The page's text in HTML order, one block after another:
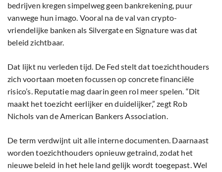
bedrijven kregen simpelweg geen bankrekening, puur
vanwege hun imago. Vooral na de val van crypto-
vriendelijke banken als Silvergate en Signature was dat
beleid zichtbaar.
Dat lijkt nu verleden tijd. De Fed stelt dat toezichthouders
zich voortaan moeten focussen op concrete financiële
risico’s. Reputatie mag daarin geen rol meer spelen. “Dit
maakt het toezicht eerlijker en duidelijker,” zegt Rob
Nichols van de American Bankers Association.
De term verdwijnt uit alle interne documenten. Daarnaast
worden toezichthouders opnieuw getraind, zodat het
nieuwe beleid in het hele land gelijk wordt toegepast. Wel